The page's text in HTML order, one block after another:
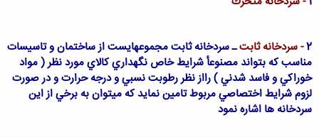
2- سردخانه ثابتـ سردخانه ثابت مجموعه‏ايست از ساختمان و تاسيسات
مناسب كه بتواند مصنوعأ شرايط خاص نگهداري كالاي مورد نظر ( مواد
خوراكي و فاسد شدني ) رااز نظر رطوبت نسبي و درجه حرارت و در صورت
لزوم‏ شرايط اختصاصي مربوط تامين نمايد كه ميتوان به برخي از اين
سردخانه ها اشاره نمود